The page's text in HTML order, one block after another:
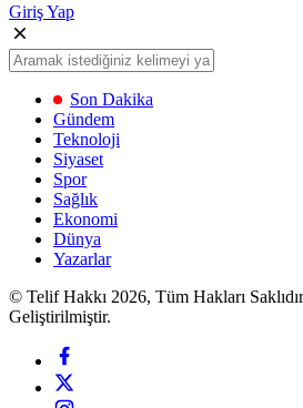
Giriş Yap
Son Dakika
Gündem
Teknoloji
Siyaset
Spor
Sağlık
Ekonomi
Dünya
Yazarlar
© Telif Hakkı 2026, Tüm Hakları
Geliştirilmiştir.